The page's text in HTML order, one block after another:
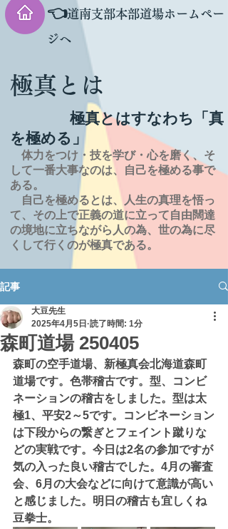
👈道南支部本部道場ホームペー
ジへ
極真とは
極真とはすなわち「真
を極める」
体力をつけ・技を学び・心を磨く、そ
して一番大事なのは、自己を極める事で
ある。
自己を極めるとは、 人生の真理を悟っ
て、その上で正義の道に立って自由闊達
の境地に立ちながら人の為、世の為に尽
くして行くのが極真である。
記事
森町道場 250405
大豆先生
2025年4月5日 読了時間: 1分
森町の空手道場、新極真会北海道森町
道場です。色帯稽古です。型、コンビ
ネーションの稽古をしました。型は太
極1、平安2～5です。コンビネーション
は下段からの繋ぎとフェイント蹴りな
どの実戦です。今日は2名の参加ですが
気の入った良い稽古でした。4月の審査
会、6月の大会などに向けて意識が高い
と感じました。明日の稽古も宜しくね
豆拳士。